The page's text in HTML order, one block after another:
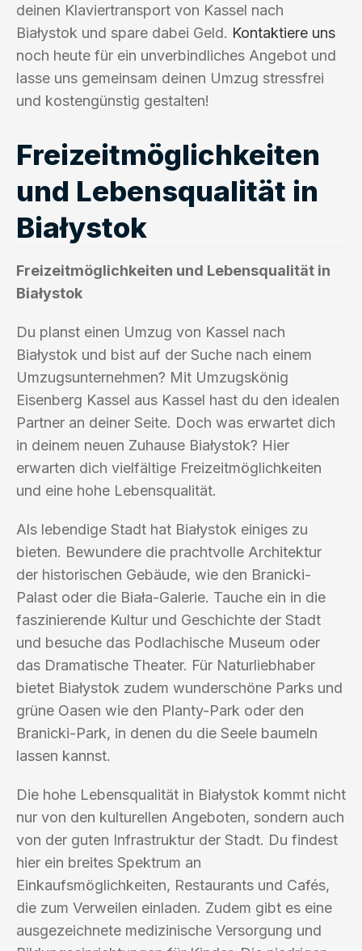
deinen Klaviertransport von Kassel nach
Białystok und spare dabei Geld. Kontaktiere uns
noch heute für ein unverbindliches Angebot und
lasse uns gemeinsam deinen Umzug stressfrei
und kostengünstig gestalten!
Freizeitmöglichkeiten
und Lebensqualität in
Białystok
Freizeitmöglichkeiten und Lebensqualität in
Białystok
Du planst einen Umzug von Kassel nach
Białystok und bist auf der Suche nach einem
Umzugsunternehmen? Mit Umzugskönig
Eisenberg Kassel aus Kassel hast du den idealen
Partner an deiner Seite. Doch was erwartet dich
in deinem neuen Zuhause Białystok? Hier
erwarten dich vielfältige Freizeitmöglichkeiten
und eine hohe Lebensqualität.
Als lebendige Stadt hat Białystok einiges zu
bieten. Bewundere die prachtvolle Architektur
der historischen Gebäude, wie den Branicki-
Palast oder die Biała-Galerie. Tauche ein in die
faszinierende Kultur und Geschichte der Stadt
und besuche das Podlachische Museum oder
das Dramatische Theater. Für Naturliebhaber
bietet Białystok zudem wunderschöne Parks und
grüne Oasen wie den Planty-Park oder den
Branicki-Park, in denen du die Seele baumeln
lassen kannst.
Die hohe Lebensqualität in Białystok kommt nicht
nur von den kulturellen Angeboten, sondern auch
von der guten Infrastruktur der Stadt. Du findest
hier ein breites Spektrum an
Einkaufsmöglichkeiten, Restaurants und Cafés,
die zum Verweilen einladen. Zudem gibt es eine
ausgezeichnete medizinische Versorgung und